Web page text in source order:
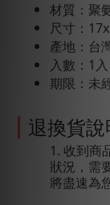
材質：聚
尺寸：
產地：台
入數：1入
期限：未
退換貨說
1. 收到商
狀況，需
將盡速為